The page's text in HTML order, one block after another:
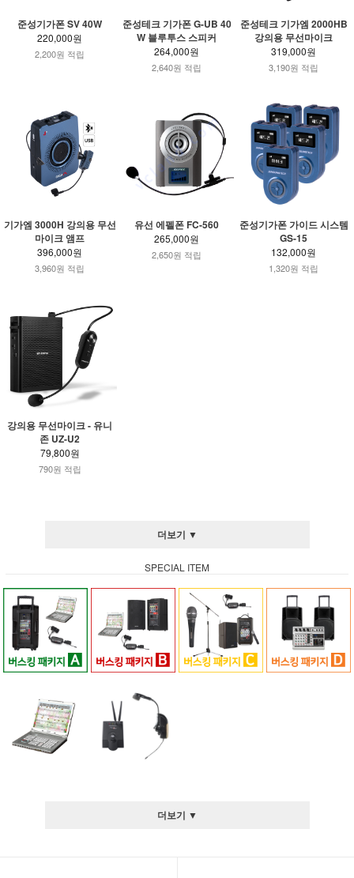
준성기가폰 SV 40W
220,000원
2,200원 적립
준성테크 기가폰 G-UB 40
W 블루투스 스피커
264,000원
2,640원 적립
준성테크 기가엠 2000HB
강의용 무선마이크
319,000원
3,190원 적립
기가엠 3000H 강의용 무선
마이크 앰프
396,000원
3,960원 적립
유선 에펠폰 FC-560
265,000원
2,650원 적립
준성기가폰 가이드 시스템
GS-15
132,000원
1,320원 적립
강의용 무선마이크 - 유니
존 UZ-U2
79,800원
790원 적립
더보기 ▼
SPECIAL ITEM
더보기 ▼